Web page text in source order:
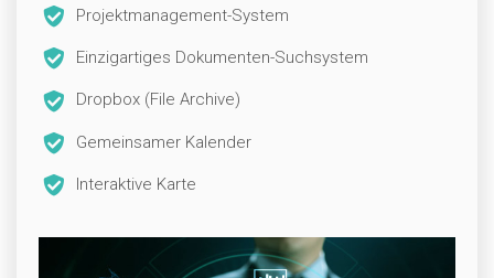
Projektmanagement-System
Einzigartiges Dokumenten-Suchsystem
Dropbox (File Archive)
Gemeinsamer Kalender
Interaktive Karte